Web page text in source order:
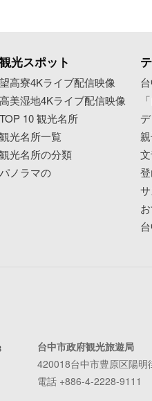
観光スポット
望高寮4Kライブ配信映像
高美湿地4Kライブ配信映像
TOP 10 観光名所
観光名所一覧
観光名所の分類
パノラマの
台中市政府観光旅遊局
420018台中市豊原区陽明
電話 +886-4-2228-9111